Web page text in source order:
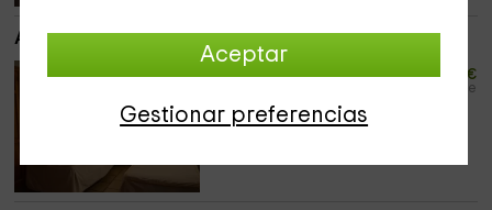
Aceptar
Gestionar preferencias
Aposento de Caballero
desde20
€
persona y noche
Máximo 3 huéspedes